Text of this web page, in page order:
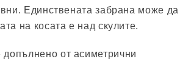
Единствената забрана може да
на косата е над скулите.
от асиметрични